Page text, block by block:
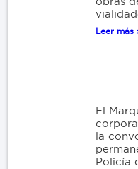
Leer más
El
la
Policía